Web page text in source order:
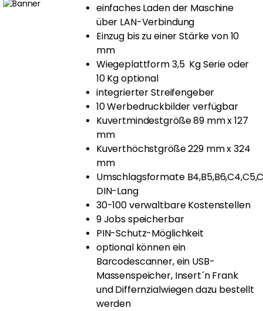
einfaches Laden der Maschine
über LAN-Verbindung
Einzug bis zu einer Stärke von 10
mm
Wiegeplattform 3,5 Kg Serie oder
10 Kg optional
integrierter Streifengeber
10 Werbedruckbilder verfügbar
Kuvertmindestgröße 89 mm x 127
mm
Kuverthöchstgröße 229 mm x 324
mm
Umschlagsformate
DIN-Lang
30-100 verwaltbare Kostenstellen
9 Jobs speicherbar
PIN-Schutz-Möglichkeit
optional können ein
Barcodescanner, ein USB-
Massenspeicher, Insert´n Frank
und Differnzialwiegen dazu bestellt
werden